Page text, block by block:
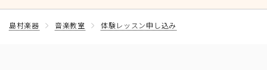
島村楽器 音楽教室 体験レッスン申し込み